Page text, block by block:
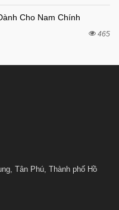
trước
trước
trước
Cho Nam Chính
465
Tân Phú, Thành phố Hồ